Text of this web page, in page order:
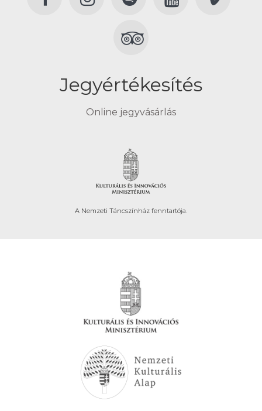
Jegyértékesítés
Online jegyvásárlás
A Nemzeti Táncszínház fenntartója.